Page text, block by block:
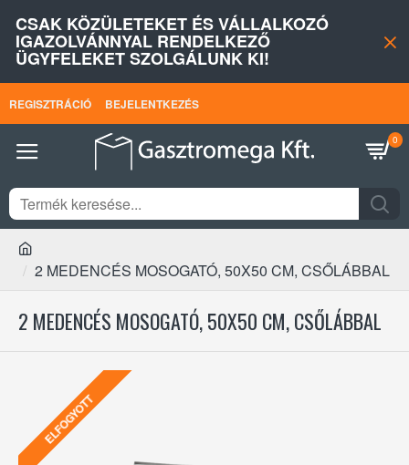
CSAK KÖZÜLETEKET ÉS VÁLLALKOZÓ
IGAZOLVÁNNYAL RENDELKEZŐ
ÜGYFELEKET SZOLGÁLUNK KI!
REGISZTRÁCIÓ BEJELENTKEZÉS
0
2 MEDENCÉS MOSOGATÓ, 50X50 CM, CSŐLÁBBAL
2 MEDENCÉS MOSOGATÓ, 50X50 CM, CSŐLÁBBAL
ELFOGYOTT